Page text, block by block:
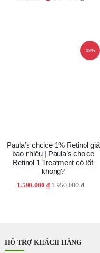
-18%
Paula’s choice 1% Retinol giá
bao nhiêu | Paula’s choice
Retinol 1 Treatment có tốt
không?
1.950.000₫
Giá
1.590.000 ₫ Giá
HỖ TRỢ KHÁCH HÀNG